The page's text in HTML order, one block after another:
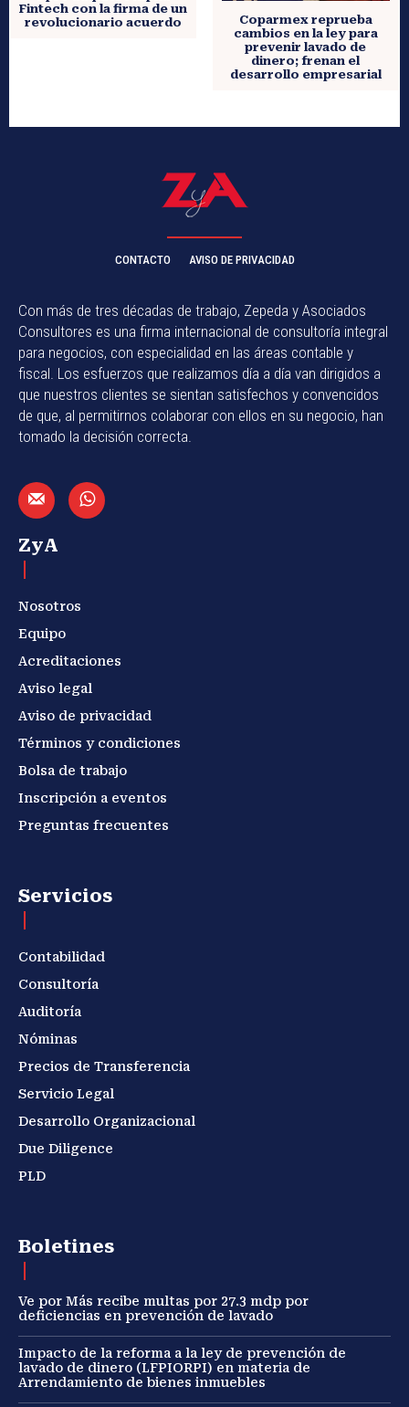
Fintech con la firma de un
revolucionario acuerdo
Coparmex reprueba
cambios en la ley para
prevenir lavado de
dinero; frenan el
desarrollo empresarial
CONTACTO AVISO DE PRIVACIDAD
Con más de tres décadas de trabajo, Zepeda y Asociados
Consultores es una firma internacional de consultoría integral
para negocios, con especialidad en las áreas contable y
fiscal. Los esfuerzos que realizamos día a día van dirigidos a
que nuestros clientes se sientan satisfechos y convencidos
de que, al permitirnos colaborar con ellos en su negocio, han
tomado la decisión correcta.
ZyA
Nosotros
Equipo
Acreditaciones
Aviso legal
Aviso de privacidad
Términos y condiciones
Bolsa de trabajo
Inscripción a eventos
Preguntas frecuentes
Servicios
Contabilidad
Consultoría
Auditoría
Nóminas
Precios de Transferencia
Servicio Legal
Desarrollo Organizacional
Due Diligence
PLD
Boletines
Ve por Más recibe multas por 27.3 mdp por
deficiencias en prevención de lavado
Impacto de la reforma a la ley de prevención de
lavado de dinero (LFPIORPI) en materia de
Arrendamiento de bienes inmuebles